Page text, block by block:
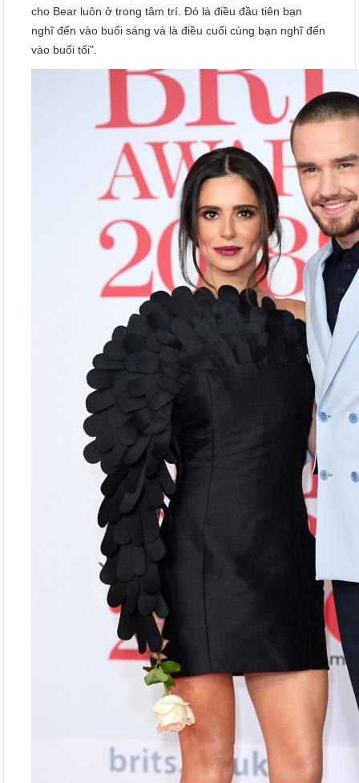
cho Bear luôn ở trong tâm trí. Đó là điều đầu tiên bạn
nghĩ đến vào buổi sáng và là điều cuối cùng bạn nghĩ đến
vào buổi tối".